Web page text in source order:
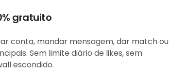
gratuito
conta, mandar mensagem, dar match ou
Sem limite diário de likes, sem
escondido.